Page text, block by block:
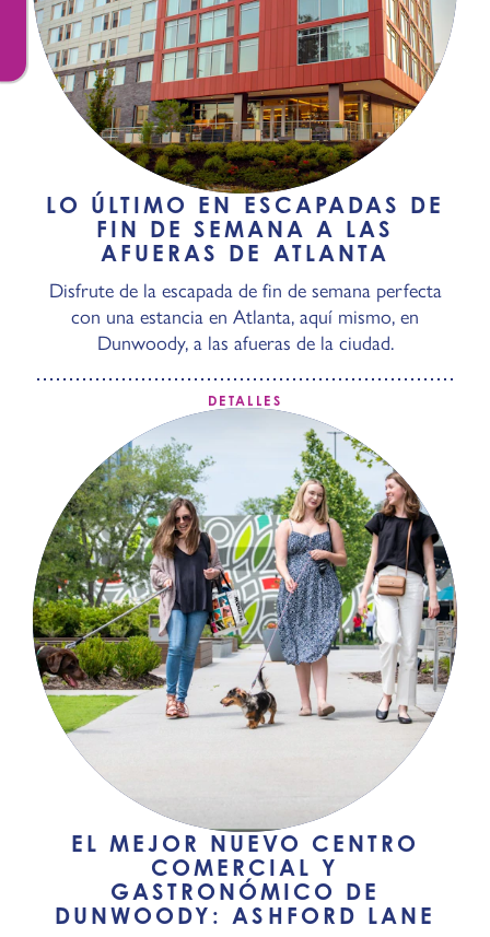
LO ÚLTIMO EN ESCAPADAS DE
FIN DE SEMANA A LAS
AFUERAS DE ATLANTA
Disfrute de la escapada de fin de semana perfecta
con una estancia en Atlanta, aquí mismo, en
Dunwoody, a las afueras de la ciudad.
DETALLES
EL MEJOR NUEVO CENTRO
COMERCIAL Y
GASTRONÓMICO DE
DUNWOODY: ASHFORD LANE